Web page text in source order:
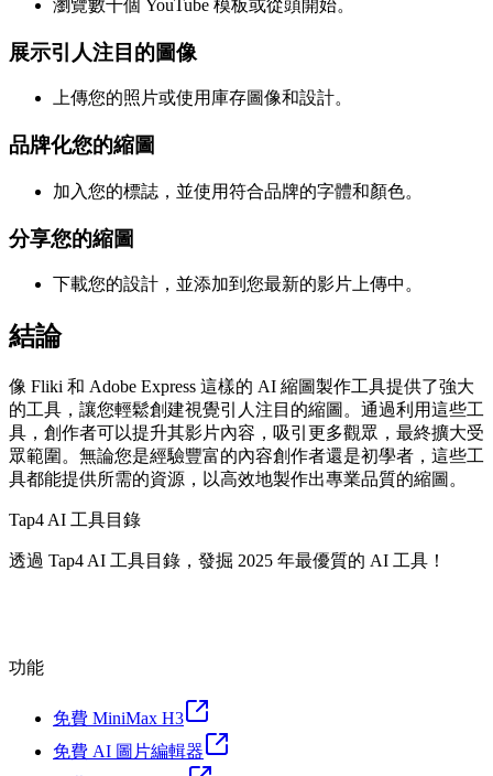
瀏覽數千個 YouTube 模板或從頭開始。
展示引人注目的圖像
上傳您的照片或使用庫存圖像和設計。
品牌化您的縮圖
加入您的標誌，並使用符合品牌的字體和顏色。
分享您的縮圖
下載您的設計，並添加到您最新的影片上傳中。
結論
像 Fliki 和 Adobe Express 這樣的 AI 縮圖製作工具提供了強大
的工具，讓您輕鬆創建視覺引人注目的縮圖。通過利用這些工
具，創作者可以提升其影片內容，吸引更多觀眾，最終擴大受
眾範圍。無論您是經驗豐富的內容創作者還是初學者，這些工
具都能提供所需的資源，以高效地製作出專業品質的縮圖。
Tap4 AI 工具目錄
透過 Tap4 AI 工具目錄，發掘 2025 年最優質的 AI 工具！
功能
免費 MiniMax H3
免費 AI 圖片編輯器